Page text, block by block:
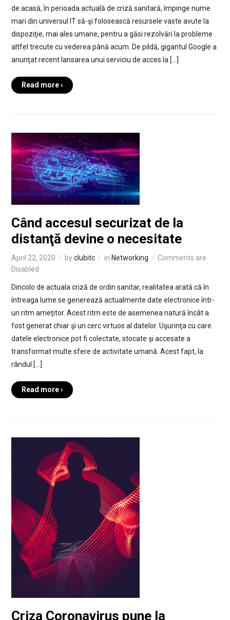
de acasă, în perioada actuală de criză sanitară, împinge nume
mari din universul IT să-şi folosească resursele vaste avute la
dispoziţie, mai ales umane, pentru a găsi rezolvări la probleme
altfel trecute cu vederea până acum. De pildă, gigantul Google a
anunţat recent lansarea unui serviciu de acces la […]
Read more ›
Când accesul securizat de la
distanţă devine o necesitate
April 22, 2020 byclubitc in Networking
Comments are
Disabled
Dincolo de actuala criză de ordin sanitar, realitatea arată că în
întreaga lume se generează actualmente date electronice într-
un ritm ameţitor. Acest ritm este de asemenea natură încât a
fost generat chiar şi un cerc virtuos al datelor. Uşurinţa cu care
datele electronice pot fi colectate, stocate şi accesate a
transformat multe sfere de activitate umană. Acest fapt, la
rândul […]
Read more ›
Criza Coronavirus pune la